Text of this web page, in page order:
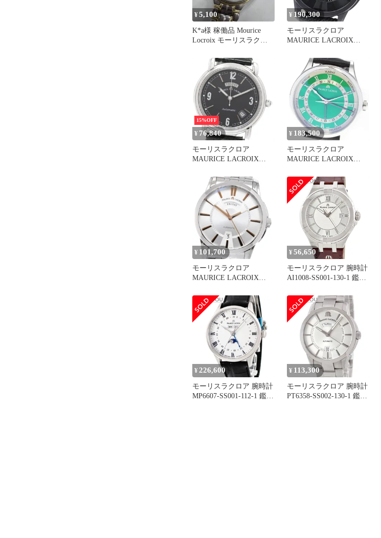
¥5,100
K*a様 稼働品 Mourice
Locroix モーリスラクロ
¥ 190,300
モーリスラクロア
MAURICE LACROIX
イト 自動巻き メンズ 極
美品 _837553
15%OFF
¥ 76,840
モーリスラクロア
MAURICE LACROIX
イト 自動巻き メンズ
_935663
¥ 183,500
モーリスラクロア
MAURICE LACROIX
ターピース 5ハンズ 自動
巻き メンズ 未使用品 保
証書付き_861802
¥ 101,700
モーリスラクロア
MAURICE LACROIX
トス デイデイト 自動巻
き メンズ _949177
¥ 56,650
モーリスラクロア 腕時計
AI1008-SS001-130-1 鑑定
¥ 226,600
モーリスラクロア 腕時計
MP6607-SS001-112-1 鑑定
¥ 113,300
モーリスラクロア 腕時計
PT6358-SS002-130-1 鑑定